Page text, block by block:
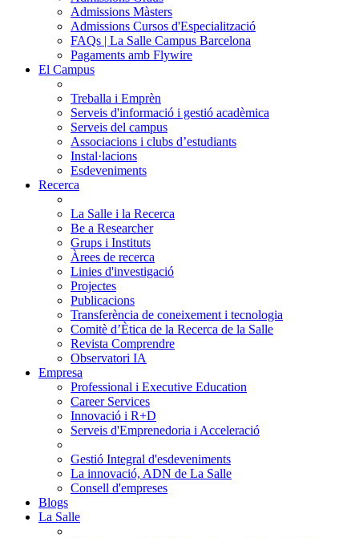
Admissions Màsters
Admissions Cursos d'Especialització
FAQs | La Salle Campus Barcelona
Pagaments amb Flywire
El Campus
Treballa i Emprèn
Serveis d'informació i gestió acadèmica
Serveis del campus
Associacions i clubs d’estudiants
Instal·lacions
Esdeveniments
Recerca
La Salle i la Recerca
Be a Researcher
Grups i Instituts
Àrees de recerca
Linies d'investigació
Projectes
Publicacions
Transferència de coneixement i tecnologia
Comitè d’Ètica de la Recerca de la Salle
Revista Comprendre
Observatori IA
Empresa
Professional i Executive Education
Career Services
Innovació i R+D
Serveis d'Emprenedoria i Acceleració
Gestió Integral d'esdeveniments
La innovació, ADN de La Salle
Consell d'empreses
Blogs
La Salle